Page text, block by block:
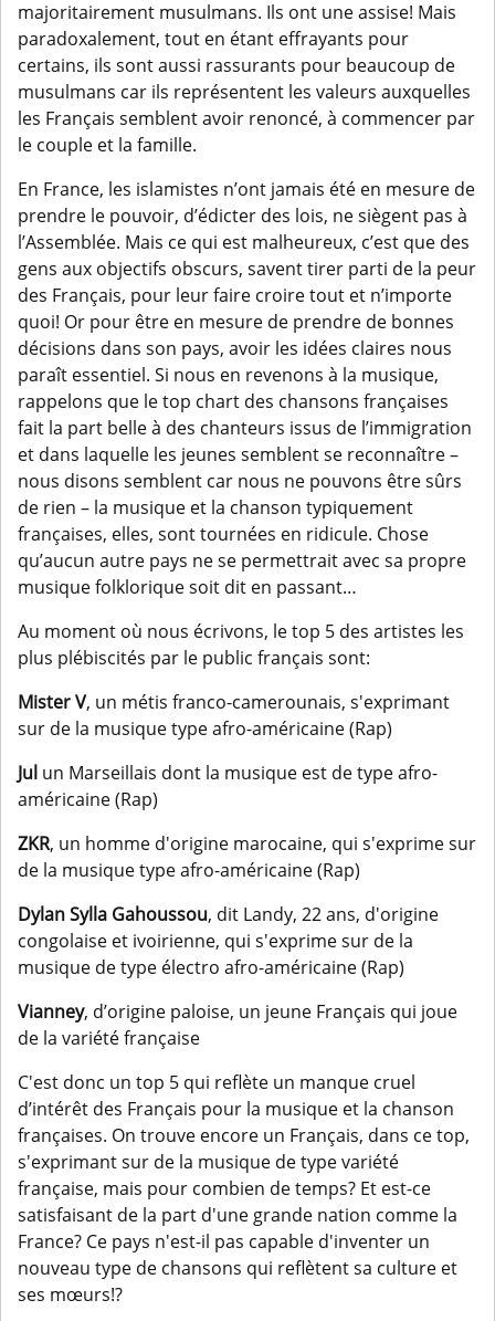
majoritairement musulmans. Ils ont une assise! Mais
paradoxalement, tout en étant effrayants pour
certains, ils sont aussi rassurants pour beaucoup de
musulmans car ils représentent les valeurs auxquelles
les Français semblent avoir renoncé, à commencer par
le couple et la famille.
En France, les islamistes n’ont jamais été en mesure de
prendre le pouvoir, d’édicter des lois, ne siègent pas à
l’Assemblée. Mais ce qui est malheureux, c’est que des
gens aux objectifs obscurs, savent tirer parti de la peur
des Français, pour leur faire croire tout et n’importe
quoi! Or pour être en mesure de prendre de bonnes
décisions dans son pays, avoir les idées claires nous
paraît essentiel. Si nous en revenons à la musique,
rappelons que le top chart des chansons françaises
fait la part belle à des chanteurs issus de l’immigration
et dans laquelle les jeunes semblent se reconnaître –
nous disons semblent car nous ne pouvons être sûrs
de rien – la musique et la chanson typiquement
françaises, elles, sont tournées en ridicule. Chose
qu’aucun autre pays ne se permettrait avec sa propre
musique folklorique soit dit en passant…
Au moment où nous écrivons, le top 5 des artistes les
plus plébiscités par le public français sont:
Mister V, un métis franco-camerounais, s'exprimant
sur de la musique type afro-américaine (Rap)
Jul un Marseillais dont la musique est de type afro-
américaine (Rap)
ZKR, un homme d'origine marocaine, qui s'exprime sur
de la musique type afro-américaine (Rap)
Dylan Sylla Gahoussou, dit Landy, 22 ans, d'origine
congolaise et ivoirienne, qui s'exprime sur de la
musique de type électro afro-américaine (Rap)
Vianney, d’origine paloise, un jeune Français qui joue
de la variété française
C'est donc un top 5 qui reflète un manque cruel
d’intérêt des Français pour la musique et la chanson
françaises. On trouve encore un Français, dans ce top,
s'exprimant sur de la musique de type variété
française, mais pour combien de temps? Et est-ce
satisfaisant de la part d'une grande nation comme la
France? Ce pays n'est-il pas capable d'inventer un
nouveau type de chansons qui reflètent sa culture et
ses mœurs!?